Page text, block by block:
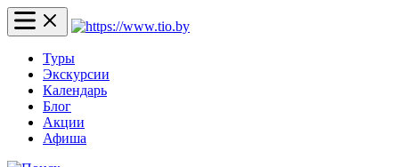
Туры
Экскурсии
Календарь
Блог
Акции
Афиша